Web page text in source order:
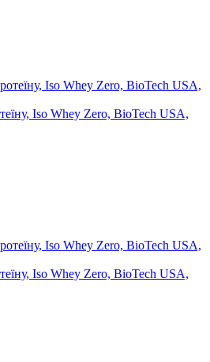
Iso Whey Zero, BioTech USA,
Iso Whey Zero, BioTech USA,